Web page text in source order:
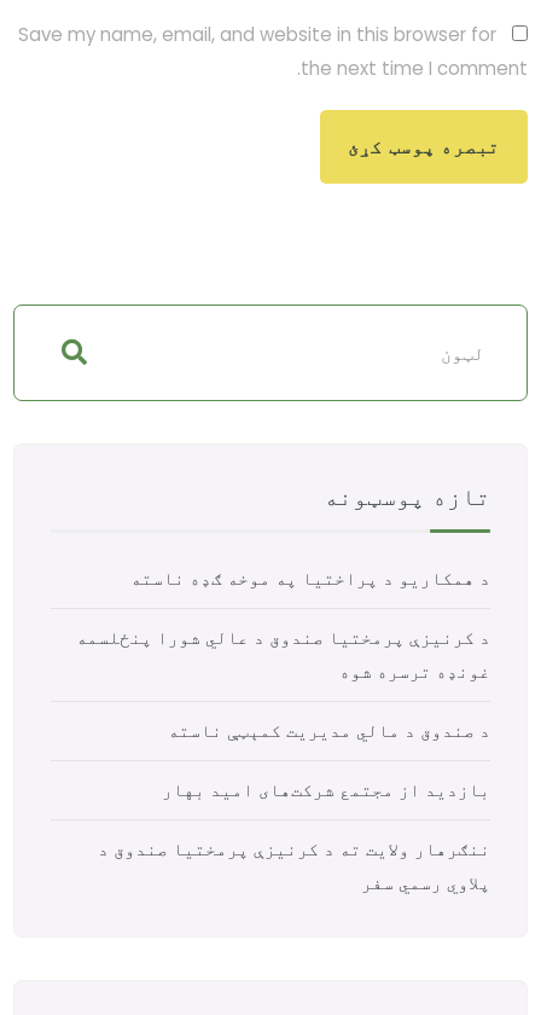
Save my name, email, and website in this browser for
the next time I comment.
تازه پوسټونه
د همکاریو د پراختیا په موخه ګډه ناسته
د کرنیزې پرمختیا صندوق د عالي شورا پنځلسمه
غونډه ترسره شوه
د صندوق د مالي مدیریت کمېټې ناسته
بازدید از مجتمع شرکت‌های امید بهار
ننګرهار ولایت ته د کرنیزې پرمختیا صندوق د
پلاوي رسمي سفر